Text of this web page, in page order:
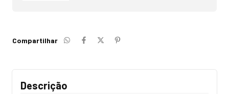
Compartilhar
Descrição